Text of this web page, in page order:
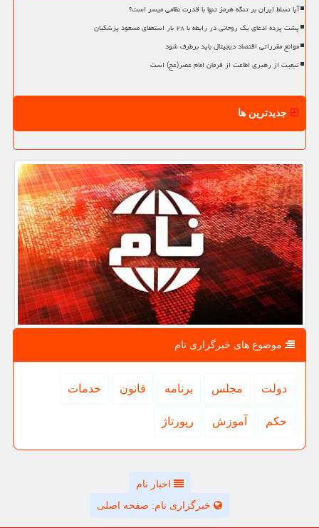
آیا تسلط ایران بر تنگه هرمز تنها با قدرت نظامی میسر است؟
پشت پرده ادعای یک روحانی در رابطه با ۲۸ بار استعفای مسعود پزشکیان
موانع مقرراتی اقتصاد دیجیتال باید برطرف شود
تبعیت از رهبری اطاعت از فرمان امام عصر(عج) است
جدیدترین ها
موضوع های خبرگزاری نام
دولت مجلس برنامه قانون خدمات
حكم آموزش رپورتاژ
اخبار نام
خبرگزاری نام: صفحه اصلی